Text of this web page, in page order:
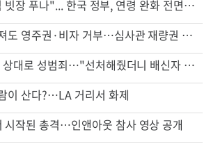
신호위반 후 달아난 배달기사…경찰 잠복해 잡고보니 ‘반전’
"65세 복수국적 빗장 푸나"... 한국 정부, 연령 완화 전면 추진
서류 하나만 빠져도 영주권·비자 거부…심사관 재량권 대폭 확대
이 산다?…LA 거리서 화제